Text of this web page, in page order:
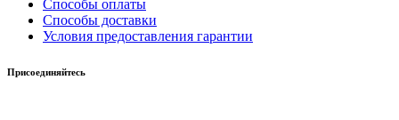
Способы оплаты
Способы доставки
Условия предоставления гарантии
Присоединяйтесь